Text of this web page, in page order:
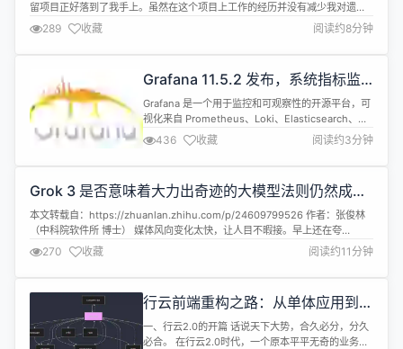
留项目正好落到了我手上。虽然在这个项目上工作的经历并没有减少我对遗留
系统的厌恶，反而让我对当下所采用的流程与实践有了更深刻的认识。 我为自
己所在的团队感到自豪，因为我们遵循了许多业界最佳实践： 编写简洁且易维
护的代码，并配以自动化测试 积极参与代码合并请求和任务评审 合并到主分支
289 收藏 阅读约8分钟
Grafana 11.5.2 发布，系统指标监
控与分析平台
Grafana 是一个用于监控和可观察性的开源平台，可
视化来自 Prometheus、Loki、Elasticsearch、
InfluxDB、Postgres 等多个来源的指标、日志等。
Grafana 11.5.2 正式发布，主要更新内容如下：
Features and enhancements Docker：使用自己
436 收藏 阅读约3分钟
Grok 3 是否意味着大力出奇迹的大模型法则仍然成
立？
本文转载自：https://zhuanlan.zhihu.com/p/24609799526 作者：张俊林​​
（中科院软件所 博士） 媒体风向变化太快，让人目不暇接。早上还在夸
Deepseek成本低，性价比高，预训练Scaling Law死了，不需要太多机器和
GPU卡，性价比优先，英伟达休矣；中午Grok 3一出来，说是用了10万张英伟
达H100卡，效果力压...
270 收藏 阅读约11分钟
行云前端重构之路：从单体应用到
Monorepo 的血泪史
一、行云2.0的开篇 话说天下大势，合久必分，分久
必合。 在行云2.0时代，一个原本平平无奇的业务工